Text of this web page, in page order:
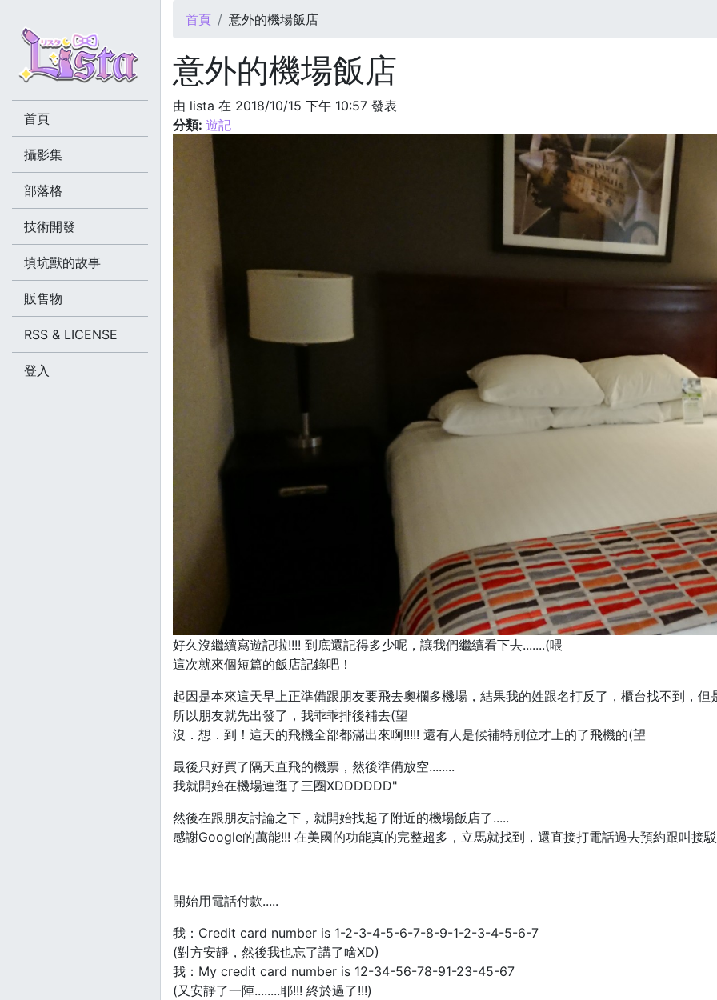
您在這裡
首頁 意外的機場飯店
意外的機場飯店
由 lista 在 2018/10/15 下午 10:57 發表
分類: 遊記
好久沒繼續寫遊記啦!!!! 到底還記得多少呢，讓我們繼續看下去.......(喂
這次就來個短篇的飯店記錄吧！
起因是本來這天早上正準備跟朋友要飛去奧欄多機場，結果我的姓跟名打反了，櫃台找不到，但
所以朋友就先出發了，我乖乖排後補去(望
沒．想．到！這天的飛機全部都滿出來啊!!!!! 還有人是候補特別位才上的了飛機的(望
最後只好買了隔天直飛的機票，然後準備放空........
我就開始在機場連逛了三圈XDDDDDD"
然後在跟朋友討論之下，就開始找起了附近的機場飯店了.....
感謝Google的萬能!!! 在美國的功能真的完整超多，立馬就找到，還直接打電話過去預約跟叫接駁
開始用電話付款.....
我：Credit card number is 1-2-3-4-5-6-7-8-9-1-2-3-4-5-6-7
(對方安靜，然後我也忘了講了啥XD)
我：My credit card number is 12-34-56-78-91-23-45-67
(又安靜了一陣........耶!!! 終於過了!!!)
首頁
攝影集
部落格
技術開發
填坑獸的故事
販售物
RSS & LICENSE
登入